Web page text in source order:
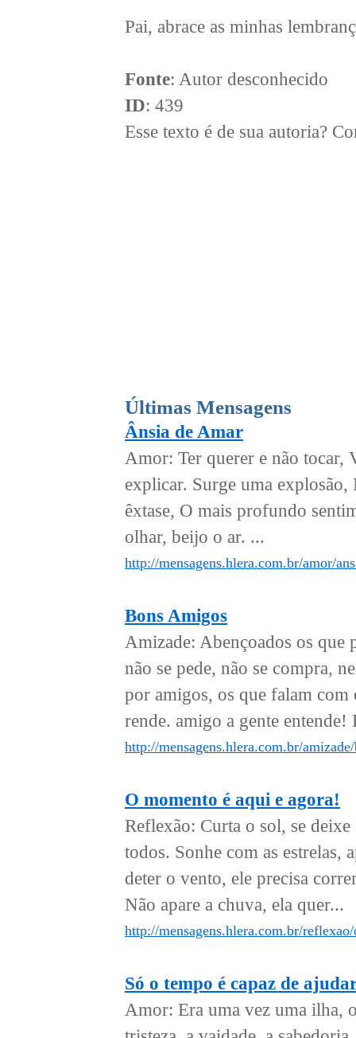
Pai, abrace as minhas
Fonte: Autor desconhecido
ID: 439
Esse texto é de sua autoria?
Últimas Mensagens
Ânsia de Amar
Amor: Ter querer e não tocar,
explicar. Surge uma explosão,
êxtase, O mais profundo
olhar, beijo o ar. ...
http://mensagens.hlera.com.br/amor/
Bons Amigos
Amizade: Abençoados os que
não se pede, não se compra,
por amigos, os que falam com
rende. amigo a gente
http://mensagens.hlera.com.br/
O momento é aqui e agora!
Reflexão: Curta o sol, se
todos. Sonhe com as estrelas,
deter o vento, ele precisa
Não apare a chuva, ela quer...
http://mensagens.hlera.com.br/
Só o tempo é capaz de
Amor: Era uma vez uma ilha,